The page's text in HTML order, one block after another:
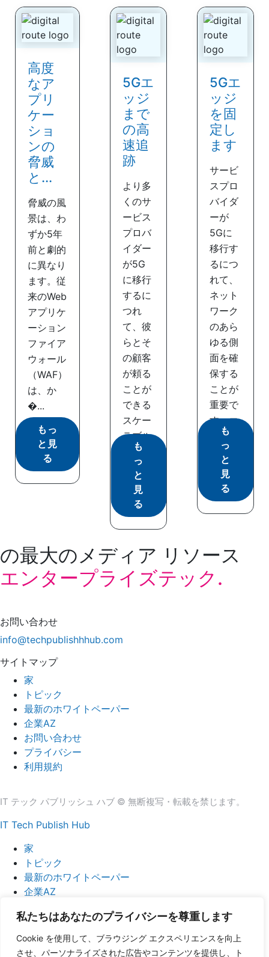
私たちはあなたのプライバシーを尊重します
Cookie を使用して、ブラウジング エクスペリエンスを向上
させ、パーソナライズされた広告やコンテンツを提供し、ト
高度
なア
プリ
ケー
ショ
ンの
脅威
と...
脅威の風
景は、わ
ずか5年
前と劇的
に異なり
ます。従
来のWeb
アプリケ
ーション
ファイア
ウォール
（WAF）
は、か
�...
もっ
と見
る
5Gエ
ッジ
まで
の高
速追
跡
より多
くのサ
ービス
プロバ
イダー
が5G
に移行
するに
つれ
て、彼
らとそ
の顧客
が頼る
ことが
できる
スケー
ラブル
�...も
っ
と
見
る
5Gエ
ッジ
を固
定し
ます
サービ
スプロ
バイダ
ーが
5Gに
移行す
るにつ
れて、
ネット
ワーク
のあら
ゆる側
面を確
保する
ことが
重要で
す。エ
�...も
っ
と
見
る
の最大のメディア リソース
エンタープライズテック.
お問い合わせ
info@techpublishhhub.com
サイトマップ
家
トピック
最新のホワイトペーパー
企業AZ
お問い合わせ
プライバシー
利用規約
IT テック パブリッシュ ハブ © 無断複写・転載を禁じます。
IT Tech Publish Hub
家
トピック
最新のホワイトペーパー
企業AZ